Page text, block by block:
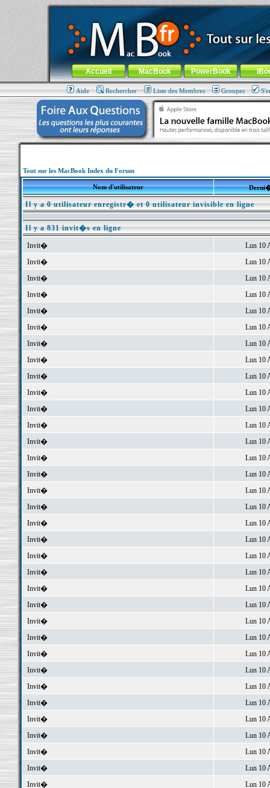
MacBook-fr.com : 100% Apple... 100% nomade !
Aller au contenu-Aller au menu général-Aller au menu de
Menu général
Accueil MacBook PowerBook
Aide Rechercher Liste des Membres Groupes
Tout sur les MacBook Index du Forum
Nom d'utilisateur
Il y a 0 utilisateur enregistr� et 0 utilisateur invisible en ligne
Il y a 831 invit�s en ligne
Invit�
Lun 10
Invit�
Lun 10
Invit�
Lun 10
Invit�
Lun 10
Invit�
Lun 10
Invit�
Lun 10
Invit�
Lun 10
Invit�
Lun 10
Invit�
Lun 10
Invit�
Lun 10
Invit�
Lun 10
Invit�
Lun 10
Invit�
Lun 10
Invit�
Lun 10
Invit�
Lun 10
Invit�
Lun 10
Invit�
Lun 10
Invit�
Lun 10
Invit�
Lun 10
Invit�
Lun 10
Invit�
Lun 10
Invit�
Lun 10
Invit�
Lun 10
Invit�
Lun 10
Invit�
Lun 10
Invit�
Lun 10
Invit�
Lun 10
Invit�
Lun 10
Invit�
Lun 10
Invit�
Lun 10
Invit�
Lun 10
Invit�
Lun 10
Invit�
Lun 10
Invit�
Lun 10